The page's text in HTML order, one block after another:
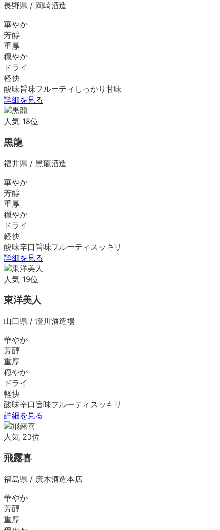
長野県 / 岡崎酒造
華やか
芳醇
重厚
穏やか
ドライ
軽快
酸味旨味フルーティ しっかり 甘味
詳細を見る
人気 18位
黒龍
福井県 / 黒龍酒造
華やか
芳醇
重厚
穏やか
ドライ
軽快
酸味辛口 旨味フルーティ スッキリ
詳細を見る
人気 19位
東洋美人
山口県 / 澄川酒造場
華やか
芳醇
重厚
穏やか
ドライ
軽快
酸味辛口 旨味フルーティ スッキリ
詳細を見る
人気 20位
飛露喜
福島県 / 廣木酒造本店
華やか
芳醇
重厚